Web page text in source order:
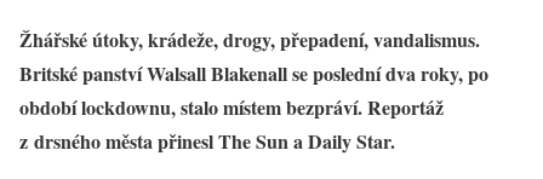
Žhářské útoky, krádeže, drogy, přepadení, vandalismus.
Britské panství Walsall Blakenall se poslední dva roky, po
období lockdownu, stalo místem bezpráví. Reportáž
z drsného města přinesl The Sun a Daily Star.